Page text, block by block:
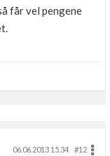
får vel pengene
06.06.2013 15.34
#12